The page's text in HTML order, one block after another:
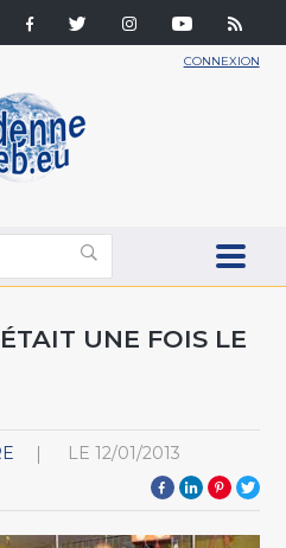
CONNEXION
UNE FOIS LE
LE 12/01/2013